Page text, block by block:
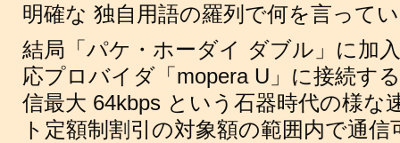
明確な 独自用語の羅列で何を言って
結局「パケ・ホーダイ ダブル」に加
応プロバイダ「mopera U」に接続す
信最大 64kbps という石器時代の様な
ト定額制割引の対象額の範囲内で通